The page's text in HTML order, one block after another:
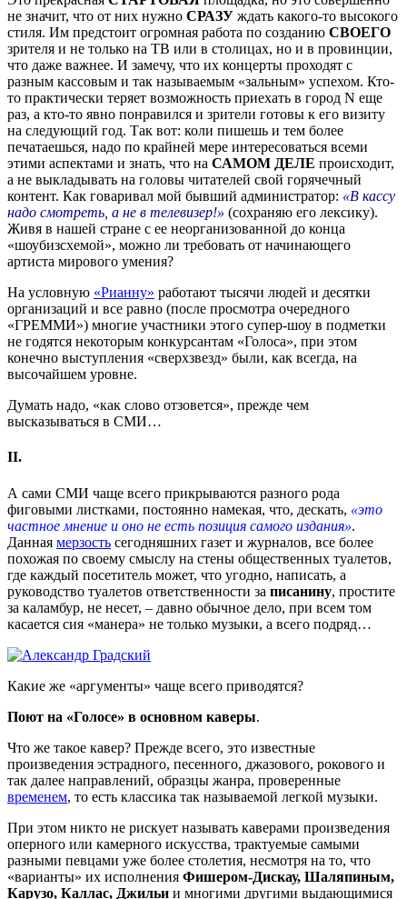
не значит, что от них нужно СРАЗУ ждать какого-то высокого
стиля. Им предстоит огромная работа по созданию СВОЕГО
зрителя и не только на ТВ или в столицах, но и в провинции,
что даже важнее. И замечу, что их концерты проходят с
разным кассовым и так называемым «зальным» успехом. Кто-
то практически теряет возможность приехать в город N еще
раз, а кто-то явно понравился и зрители готовы к его визиту
на следующий год. Так вот: коли пишешь и тем более
печатаешься, надо по крайней мере интересоваться всеми
этими аспектами и знать, что на САМОМ ДЕЛЕ происходит,
а не выкладывать на головы читателей свой горячечный
контент. Как говаривал мой бывший администратор: «В кассу
надо смотреть, а не в телевизер!» (сохраняю его лексику).
Живя в нашей стране с ее неорганизованной до конца
«шоубизсхемой», можно ли требовать от начинающего
артиста мирового умения?
На условную «Рианну» работают тысячи людей и десятки
организаций и все равно (после просмотра очередного
«ГРЕММИ») многие участники этого супер-шоу в подметки
не годятся некоторым конкурсантам «Голоса», при этом
конечно выступления «сверхзвезд» были, как всегда, на
высочайшем уровне.
Думать надо, «как слово отзовется», прежде чем
высказываться в СМИ…
II.
А сами СМИ чаще всего прикрываются разного рода
фиговыми листками, постоянно намекая, что, дескать, «это
частное мнение и оно не есть позиция самого издания».
Данная мерзость сегодняшних газет и журналов, все более
похожая по своему смыслу на стены общественных туалетов,
где каждый посетитель может, что угодно, написать, а
руководство туалетов ответственности за писанину, простите
за каламбур, не несет, – давно обычное дело, при всем том
касается сия «манера» не только музыки, а всего подряд…
Какие же «аргументы» чаще всего приводятся?
Поют на «Голосе» в основном каверы.
Что же такое кавер? Прежде всего, это известные
произведения эстрадного, песенного, джазового, рокового и
так далее направлений, образцы жанра, проверенные
временем, то есть классика так называемой легкой музыки.
При этом никто не рискует называть каверами произведения
оперного или камерного искусства, трактуемые самыми
разными певцами уже более столетия, несмотря на то, что
«варианты» их исполнения Фишером-Дискау, Шаляпиным,
Карузо, Каллас, Джильи и многими другими выдающимися